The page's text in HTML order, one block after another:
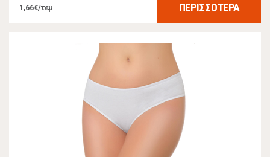
1,66€/τεμ ΠΕΡΙΣΣΟΤΕΡΑ